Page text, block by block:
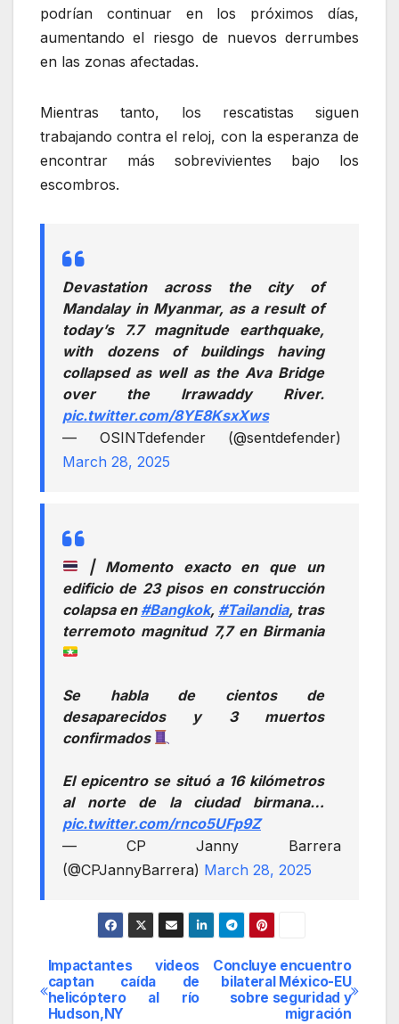
podrían continuar en los próximos días,
aumentando el riesgo de nuevos derrumbes
en las zonas afectadas.
Mientras tanto, los rescatistas siguen
trabajando contra el reloj, con la esperanza de
encontrar más sobrevivientes bajo los
escombros.
Devastation across the city of
Mandalay in Myanmar, as a result of
today’s 7.7 magnitude earthquake,
with dozens of buildings having
collapsed as well as the Ava Bridge
over the Irrawaddy River.
pic.twitter.com/8YE8KsxXws
— OSINTdefender (@sentdefender)
March 28, 2025
| Momento exacto en que un
edificio de 23 pisos en construcción
colapsa en #Bangkok, #Tailandia, tras
terremoto magnitud 7,7 en Birmania
Se habla de cientos de
desaparecidos y 3 muertos
confirmados
El epicentro se situó a 16 kilómetros
al norte de la ciudad birmana…
pic.twitter.com/rnco5UFp9Z
— CP Janny Barrera
(@CPJannyBarrera) March 28, 2025
Navegación
de
Concluye encuentro
bilateral México-EU
sobre seguridad y
migración
Impactantes videos
captan caída de
helicóptero al río
Hudson,NY